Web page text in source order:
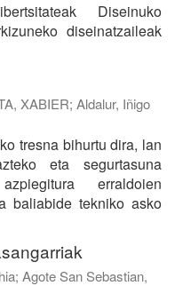
Diseinuko
diseinatzaileak
XABIER; Aldalur, Iñigo
tresna bihurtu dira, lan
eta segurtasuna
erraldoien
baliabide tekniko asko
; Agote San Sebastian,